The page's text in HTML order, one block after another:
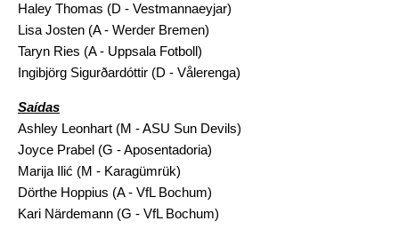
Haley Thomas (D - Vestmannaeyjar)
Lisa Josten (A - Werder Bremen)
Taryn Ries (A - Uppsala Fotboll)
Ingibjörg Sigurðardóttir (D - Vålerenga)
Saídas
Ashley Leonhart (M - ASU Sun Devils)
Joyce Prabel (G - Aposentadoria)
Marija Ilić (M - Karagümrük)
Dörthe Hoppius (A - VfL Bochum)
Kari Närdemann (G - VfL Bochum)